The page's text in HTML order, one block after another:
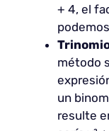
+ 4, el
método
un
resulte